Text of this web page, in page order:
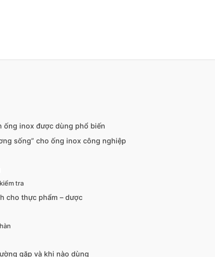
ống inox được dùng phổ biến
sống” cho ống inox công nghiệp
tra
cho thực phẩm – dược
gặp và khi nào dùng